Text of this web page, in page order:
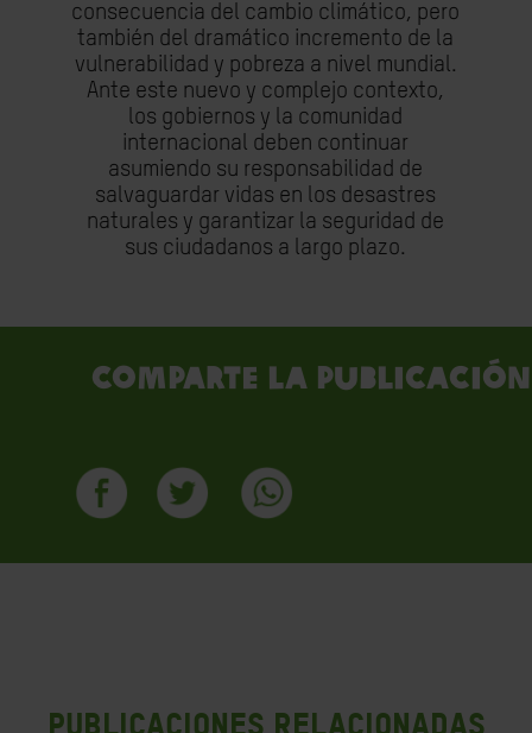
consecuencia del cambio climático, pero
también del dramático incremento de la
vulnerabilidad y pobreza a nivel mundial.
Ante este nuevo y complejo contexto,
los gobiernos y la comunidad
internacional deben continuar
asumiendo su responsabilidad de
salvaguardar vidas en los desastres
naturales y garantizar la seguridad de
sus ciudadanos a largo plazo.
Comparte la publicación
PUBLICACIONES RELACIONADAS